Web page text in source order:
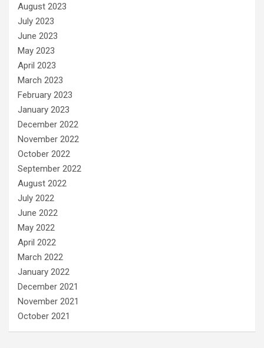
August 2023
July 2023
June 2023
May 2023
April 2023
March 2023
February 2023
January 2023
December 2022
November 2022
October 2022
September 2022
August 2022
July 2022
June 2022
May 2022
April 2022
March 2022
January 2022
December 2021
November 2021
October 2021